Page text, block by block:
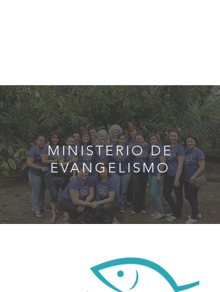
MINISTERIO DE
EVANGELISMO